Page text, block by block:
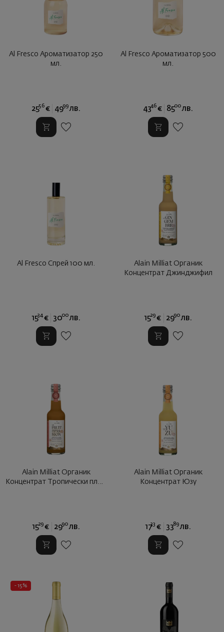
Al Fresco Ароматизатор 250
мл.
2556 € 4999 лв.
Al Fresco Ароматизатор 500
мл.
4346 € 8500 лв.
Al Fresco Спрей 100 мл.
1534 € 3000 лв.
Alain Milliat Органик
Концентрат Джинджифил
1529 € 2990 лв.
Alain Milliat Органик
Концентрат Тропически плод
1529 € 2990 лв.
Alain Milliat Органик
Концентрат Юзу
1733 € 3389 лв.
- 15%